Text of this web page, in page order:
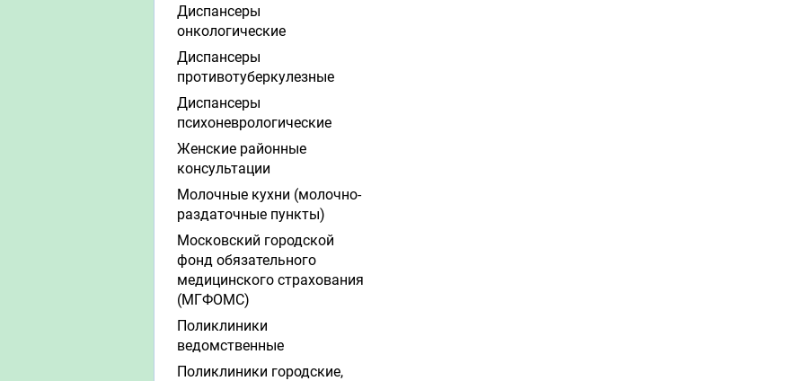
Диспансеры
онкологические
Диспансеры
противотуберкулезные
Диспансеры
психоневрологические
Женские районные
консультации
Молочные кухни (молочно-
раздаточные пункты)
Московский городской
фонд обязательного
медицинского страхования
(МГФОМС)
Поликлиники
ведомственные
Поликлиники городские,